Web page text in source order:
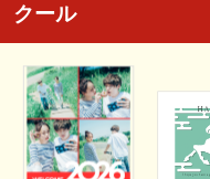
クール